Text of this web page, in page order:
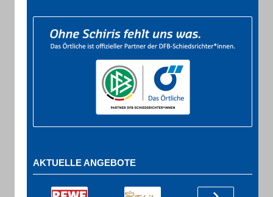
AKTUELLE ANGEBOTE